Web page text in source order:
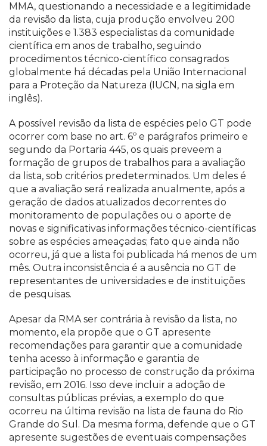
MMA, questionando a necessidade e a legitimidade
da revisão da lista, cuja produção envolveu 200
instituições e 1.383 especialistas da comunidade
científica em anos de trabalho, seguindo
procedimentos técnico-científico consagrados
globalmente há décadas pela União Internacional
para a Proteção da Natureza (IUCN, na sigla em
inglês).
A possível revisão da lista de espécies pelo GT pode
ocorrer com base no art. 6º e parágrafos primeiro e
segundo da Portaria 445, os quais preveem a
formação de grupos de trabalhos para a avaliação
da lista, sob critérios predeterminados. Um deles é
que a avaliação será realizada anualmente, após a
geração de dados atualizados decorrentes do
monitoramento de populações ou o aporte de
novas e significativas informações técnico-científicas
sobre as espécies ameaçadas; fato que ainda não
ocorreu, já que a lista foi publicada há menos de um
mês. Outra inconsistência é a ausência no GT de
representantes de universidades e de instituições
de pesquisas.
Apesar da RMA ser contrária à revisão da lista, no
momento, ela propõe que o GT apresente
recomendações para garantir que a comunidade
tenha acesso à informação e garantia de
participação no processo de construção da próxima
revisão, em 2016. Isso deve incluir a adoção de
consultas públicas prévias, a exemplo do que
ocorreu na última revisão na lista de fauna do Rio
Grande do Sul. Da mesma forma, defende que o GT
apresente sugestões de eventuais compensações